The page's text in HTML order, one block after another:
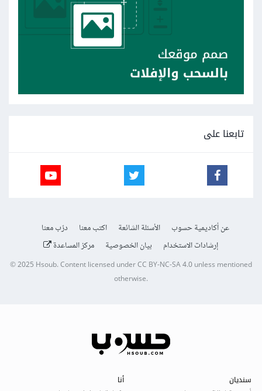
تابعنا على
عن أكاديمية حسوب الأسئلة الشائعة اكتب معنا
درّب معنا
إرشادات الاستخدام
بيان الخصوصية مركز المساعدة
© 2025Hsoub.Content licensed underCC BY-NC-SA 4.0unless mentioned
otherwise.